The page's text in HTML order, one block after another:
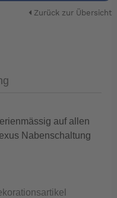
Zurück zur Übersicht
auf allen
Nabenschaltung